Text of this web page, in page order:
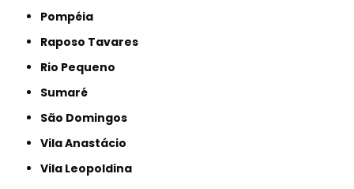
Pompéia
Raposo Tavares
Rio Pequeno
Sumaré
São Domingos
Vila Anastácio
Vila Leopoldina